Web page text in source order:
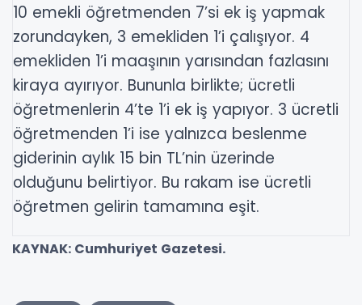
10 emekli öğretmenden 7’si ek iş yapmak
zorundayken, 3 emekliden 1’i çalışıyor. 4
emekliden 1’i maaşının yarısından fazlasını
kiraya ayırıyor. Bununla birlikte; ücretli
öğretmenlerin 4’te 1’i ek iş yapıyor. 3 ücretli
öğretmenden 1’i ise yalnızca beslenme
giderinin aylık 15 bin TL’nin üzerinde
olduğunu belirtiyor. Bu rakam ise ücretli
öğretmen gelirin tamamına eşit.
KAYNAK: Cumhuriyet Gazetesi.